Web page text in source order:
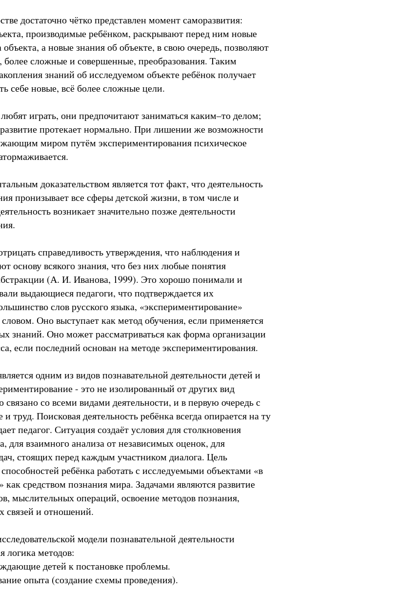
достаточно чётко представлен момент саморазвития:
производимые ребёнком, раскрывают перед ним новые
а новые знания об объекте, в свою очередь, позволяют
более сложные и совершенные, преобразования. Таким
знаний об исследуемом объекте ребёнок получает
себе новые, всё более сложные цели.
играть, они предпочитают заниматься каким–то делом;
протекает нормально. При лишении же возможности
миром путём экспериментирования психическое
доказательством является тот факт, что деятельность
пронизывает все сферы детской жизни, в том числе и
возникает значительно позже деятельности
справедливость утверждения, что наблюдения и
основу всякого знания, что без них любые понятия
(А. И. Иванова, 1999). Это хорошо понимали и
выдающиеся педагоги, что подтверждается их
слов русского языка, «экспериментирование»
Оно выступает как метод обучения, если применяется
знаний. Оно может рассматриваться как форма организации
если последний основан на методе экспериментирования.
одним из видов познавательной деятельности детей и
- это не изолированный от других вид
связано со всеми видами деятельности, и в первую очередь с
труд. Поисковая деятельность ребёнка всегда опирается на ту
педагог. Ситуация создаёт условия для столкновения
для взаимного анализа от независимых оценок, для
стоящих перед каждым участником диалога. Цель
ребёнка работать с исследуемыми объектами «в
как средством познания мира. Задачами являются развитие
мыслительных операций, освоение методов познания,
связей и отношений.
модели познавательной деятельности
логика методов:
детей к постановке проблемы.
опыта (создание схемы проведения).